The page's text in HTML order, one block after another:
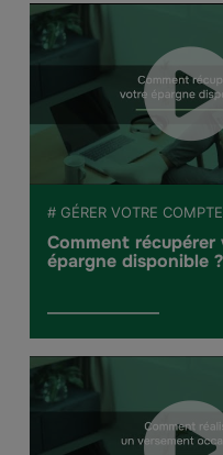
# GÉRER VOTRE
Comment récupérer
épargne disponible ?